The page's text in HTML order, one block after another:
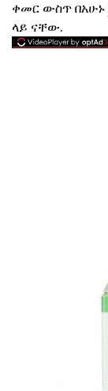
ቀመር ውስጥ በአሁኑ
ላይ ናቸው.